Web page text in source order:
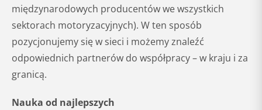
międzynarodowych producentów we wszystkich
sektorach motoryzacyjnych). W ten sposób
pozycjonujemy się w sieci i możemy znaleźć
odpowiednich partnerów do współpracy – w kraju i za
granicą.
Nauka od najlepszych